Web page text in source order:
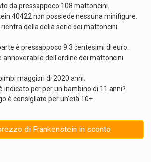
da pressappoco 108 mattoncini.
40422 non possiede nessuna minifigure.
della della serie dei mattoncini
è pressappoco 9.3 centesimi di euro.
annoverabile dell'ordine dei mattoncini
maggiori di 2020 anni.
indicato per per un bambino di 11 anni?
è consigliato per un'età 10+
di Frankenstein in sconto